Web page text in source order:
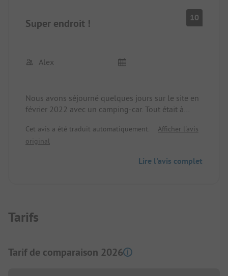
Super endroit ! 10
Alex
Nous avons séjourné quelques jours sur le site en
février 2022 avec un camping-car. Tout était à
Merci pour le bon accueil sur le camping. Nous
reviendrons.
Cet avis a été traduit automatiquement.
Afficher l'avis
original
Lire l'avis complet
Tarifs
Tarif de comparaison 2026